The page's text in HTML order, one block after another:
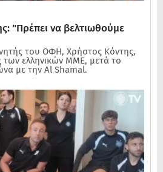
"Πρέπει να βελτιωθούμε
του ΟΦΗ, Χρήστος Κόντης,
των ελληνικών ΜΜΕ, μετά το
με την Al Shamal.